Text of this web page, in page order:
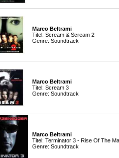
Marco Beltrami
Titel: Scream & Scream 2
Genre: Soundtrack
Marco Beltrami
Titel: Scream 3
Genre: Soundtrack
Marco Beltrami
Titel: Terminator 3 - Rise Of The
Genre: Soundtrack